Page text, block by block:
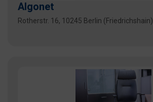
Algonet
Rotherstr. 16, 10245 Berlin (Friedrichshain)